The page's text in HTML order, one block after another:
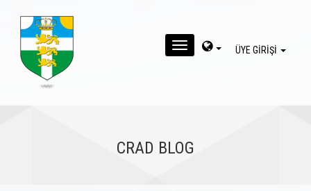
MENU ÜYE GİRİŞİ
CRAD BLOG